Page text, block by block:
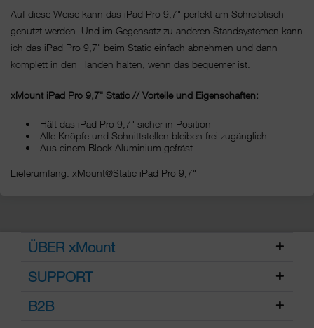
Auf diese Weise kann das iPad Pro 9,7" perfekt am Schreibtisch
genutzt werden. Und im Gegensatz zu anderen Standsystemen kann
ich das iPad Pro 9,7" beim Static einfach abnehmen und dann
komplett in den Händen halten, wenn das bequemer ist.
xMount iPad Pro 9,7" Static // Vorteile und Eigenschaften:
Hält das iPad Pro 9,7" sicher in Position
Alle Knöpfe und Schnittstellen bleiben frei zugänglich
Aus einem Block Aluminium gefräst
Lieferumfang: xMount@Static iPad Pro 9,7"
ÜBER xMount
SUPPORT
B2B